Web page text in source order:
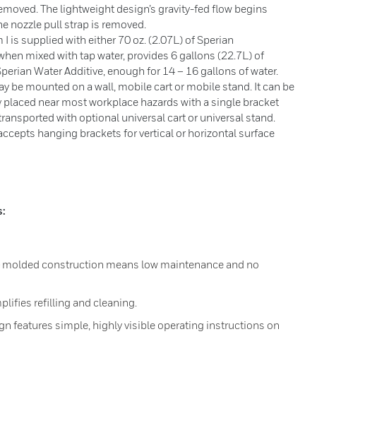
The lightweight design’s gravity-fed flow begins
nozzle pull strap is removed.
I is supplied with either 70 oz. (2.07L) of Sperian
mixed with tap water, provides 6 gallons (22.7L) of
Water Additive, enough for 14 – 16 gallons of water.
be mounted on a wall, mobile cart or mobile stand. It can be
placed near most workplace hazards with a single bracket
with optional universal cart or universal stand.
hanging brackets for vertical or horizontal surface
molded construction means low maintenance and no
refilling and cleaning.
features simple, highly visible operating instructions on